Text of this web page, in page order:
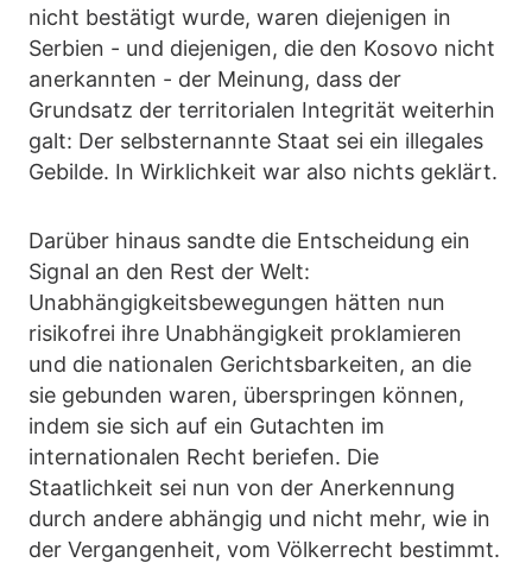
nicht bestätigt wurde, waren diejenigen in
Serbien - und diejenigen, die den Kosovo nicht
anerkannten - der Meinung, dass der
Grundsatz der territorialen Integrität weiterhin
galt: Der selbsternannte Staat sei ein illegales
Gebilde. In Wirklichkeit war also nichts geklärt.
Darüber hinaus sandte die Entscheidung ein
Signal an den Rest der Welt:
Unabhängigkeitsbewegungen hätten nun
risikofrei ihre Unabhängigkeit proklamieren
und die nationalen Gerichtsbarkeiten, an die
sie gebunden waren, überspringen können,
indem sie sich auf ein Gutachten im
internationalen Recht beriefen. Die
Staatlichkeit sei nun von der Anerkennung
durch andere abhängig und nicht mehr, wie in
der Vergangenheit, vom Völkerrecht bestimmt.